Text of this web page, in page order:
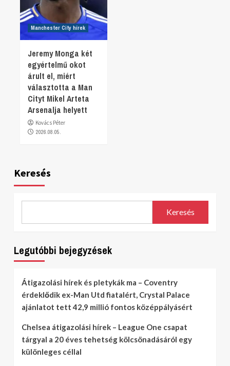
Manchester City hírek
Jeremy Monga két
egyértelmű okot
árult el, miért
választotta a Man
Cityt Mikel Arteta
Arsenalja helyett
Kovács Péter
2026.08.05.
Keresés
Keresés
Legutóbbi bejegyzések
Átigazolási hírek és pletykák ma – Coventry
érdeklődik ex-Man Utd fiatalért, Crystal Palace
ajánlatot tett 42,9 millió fontos középpályásért
Chelsea átigazolási hírek – League One csapat
tárgyal a 20 éves tehetség kölcsönadásáról egy
különleges céllal